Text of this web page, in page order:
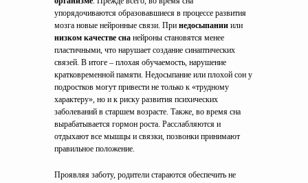
упорядочиваются образовавшиеся в процессе развития
мозга новые нейронные связи. При недосыпании или
низком качестве сна нейроны становятся менее
пластичными, что нарушает создание синаптических
связей. В итоге – плохая обучаемость, нарушение
кратковременной памяти. Недосыпание или плохой сон у
подростков могут привести не только к «трудному
характеру», но и к риску развития психических
заболеваний в старшем возрасте. Также, во время сна
вырабатывается гормон роста. Расслабляются и
отдыхают все мышцы и связки, позвонки принимают
правильное положение.
Проявляя заботу, родители стараются обеспечить не